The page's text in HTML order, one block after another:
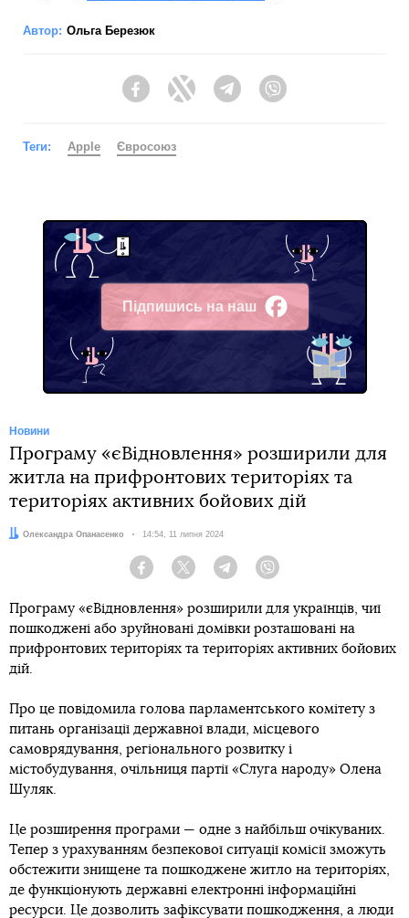
Автор: Ольга Березюк
FacebookTwitter Telegram
Теги: Apple Євросоюз
Підпишись на наш
Facebook
Новини
Програму «єВідновлення» розширили для
житла на прифронтових територіях та
територіях активних бойових дій
Автор:
Олександра Опанасенко Дата:
14:54, 11 липня 2024
Facebook Twitter Telegram
Програму «єВідновлення» розширили для українців, чиї
пошкоджені або зруйновані домівки розташовані на
прифронтових територіях та територіях активних бойових
дій.
Про це повідомила голова парламентського комітету з
питань організації державної влади, місцевого
самоврядування, регіонального розвитку і
містобудування, очільниця партії «Слуга народу» Олена
Шуляк.
Це розширення програми — одне з найбільш очікуваних.
Тепер з урахуванням безпекової ситуації комісії зможуть
обстежити знищене та пошкоджене житло на територіях,
де функціонують державні електронні інформаційні
ресурси. Це дозволить зафіксувати пошкодження, а люди